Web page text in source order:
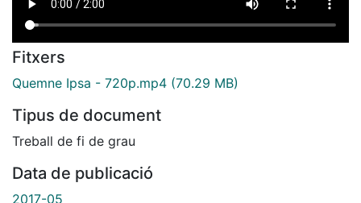
Fitxers
Quemne Ipsa - 720p.mp4 (70.29 MB)
Tipus de document
Treball de fi de grau
Data de publicació
2017-05